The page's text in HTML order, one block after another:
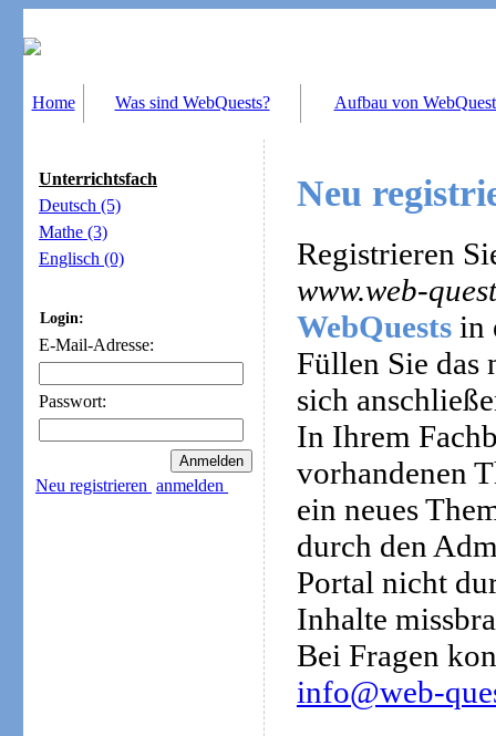
Home Was sind WebQuests? Aufbau von
Unterrichtsfach
Deutsch (5)
Mathe (3)
Englisch (0)
Login:
E-Mail-Adresse:
Passwort:
Neu registrieren anmelden
Neu
Registrieren
www.web-
WebQuestsin
Füllen Sie das
sich
In Ihrem
vorhandenen
ein neues
durch den
Portal nicht
Inhalte
Bei Fragen
info@web-